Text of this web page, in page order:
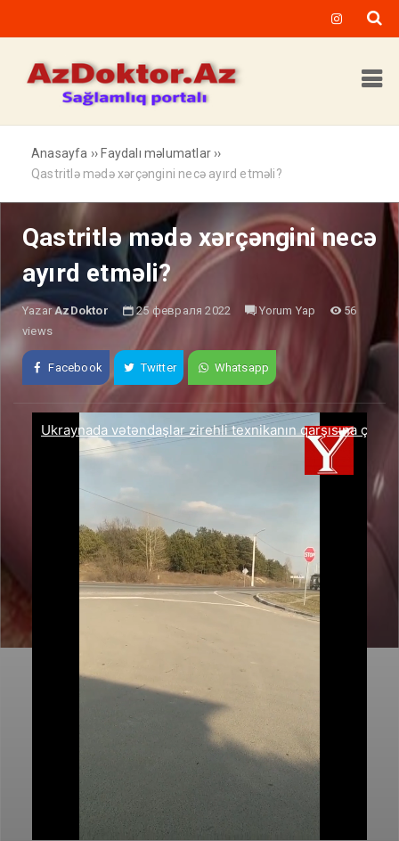
Anasayfa ›› Faydalı məlumatlar ››
Qastritlə mədə xərçəngini necə ayırd etməli?
Qastritlə mədə xərçəngini necə
ayırd etməli?
YazarAzDoktor 25 февраля 2022 Yorum Yap
56
views
Facebook Twitter Whatsapp